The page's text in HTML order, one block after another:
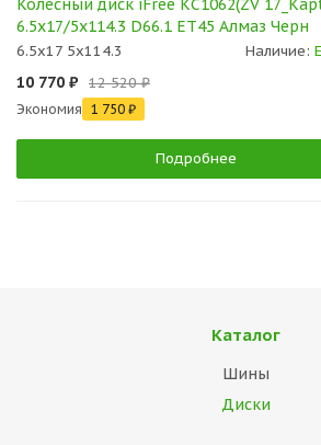
Колесный диск iFree КС1062(ZV
6.5x17/5x114.3 D66.1 ET45 Алмаз Черн
6.5x17 5x114.3 Наличие:
10 770 ₽ 12 520 ₽
Экономия 1 750 ₽
Подробнее
Каталог
Шины
Диски